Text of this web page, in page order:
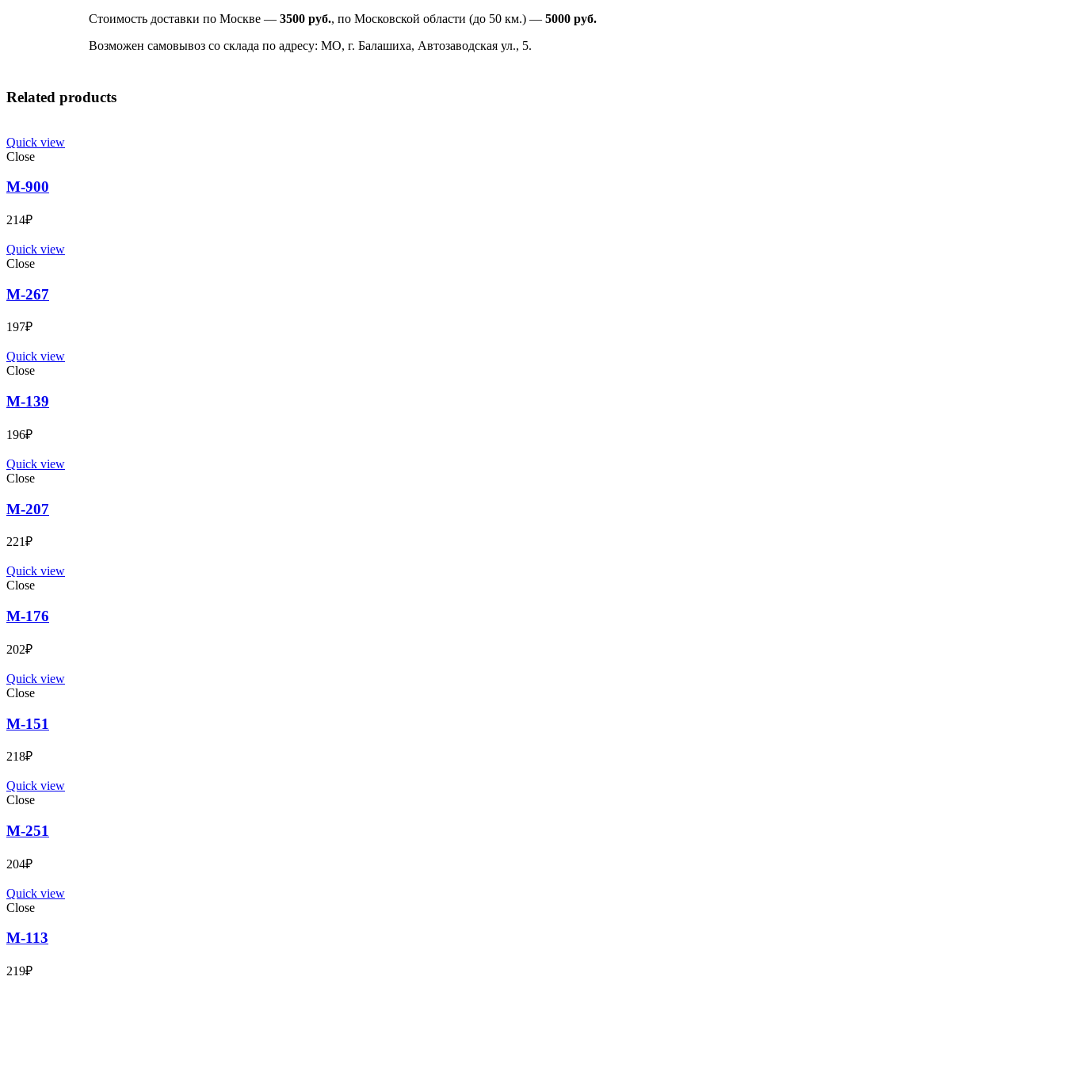
Стоимость доставки по Москве — 3500 руб., по Московской области (до 50 км.) — 5000 руб.
Возможен самовывоз со склада по адресу: МО, г. Балашиха, Автозаводская ул., 5.
Related products
Quick view
Close
М-900
214₽
Quick view
Close
М-267
197₽
Quick view
Close
М-139
196₽
Quick view
Close
М-207
221₽
Quick view
Close
М-176
202₽
Quick view
Close
М-151
218₽
Quick view
Close
М-251
204₽
Quick view
Close
М-113
219₽